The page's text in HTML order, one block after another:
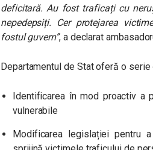
deficitară. Au fost traficați cu
nepedepsiți. Cer protejarea
fostul guvern”, a declarat
Departamentul de Stat oferă o
Identificarea în mod proactiv a
vulnerabile
Modificarea legislației pentru